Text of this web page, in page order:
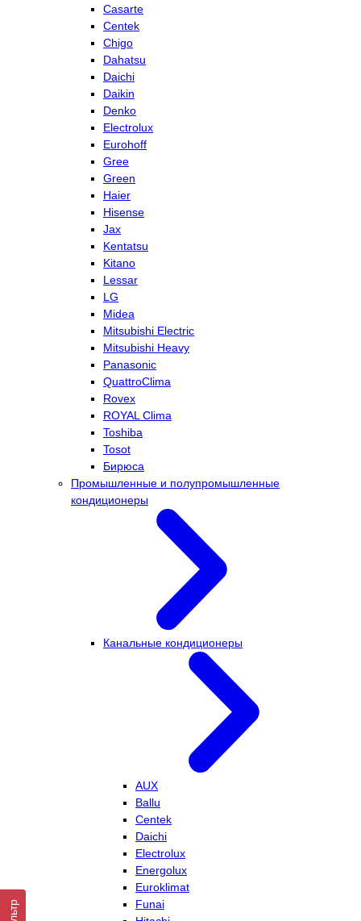
Casarte
Centek
Chigo
Dahatsu
Daichi
Daikin
Denko
Electrolux
Eurohoff
Gree
Green
Haier
Hisense
Jax
Kentatsu
Kitano
Lessar
LG
Midea
Mitsubishi Electric
Mitsubishi Heavy
Panasonic
QuattroClima
Rovex
ROYAL Clima
Toshiba
Tosot
Бирюса
Промышленные и полупромышленные
кондиционеры
Канальные кондиционеры
AUX
Ballu
Centek
Daichi
Electrolux
Energolux
Euroklimat
Funai